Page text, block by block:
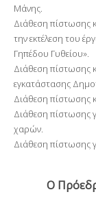
Μάνης.
Διάθεση πίστωσης
την εκτέλεση του
Γηπέδου Γυθείου».
Διάθεση πίστωσης
εγκατάστασης
Διάθεση πίστωσης
Διάθεση πίστωσης
χαρών.
Διάθεση πίστωσης
Ο